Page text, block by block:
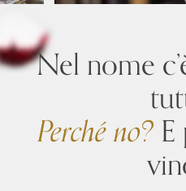
Nel nome
Perché no?E